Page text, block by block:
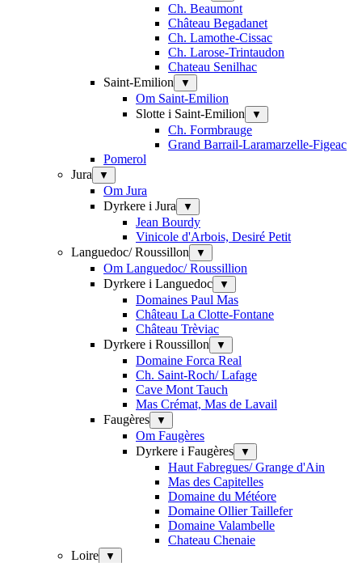
Ch. Beaumont
Château Begadanet
Ch. Lamothe-Cissac
Ch. Larose-Trintaudon
Chateau Senilhac
Saint-Emilion
▼
Om Saint-Emilion
Slotte i Saint-Emilion
▼
Ch. Formbrauge
Grand Barrail-Laramarzelle-Figeac
Pomerol
Jura
▼
Om Jura
Dyrkere i Jura
▼
Jean Bourdy
Vinicole d'Arbois, Desiré Petit
Languedoc/ Roussillon
▼
Om Languedoc/ Roussillion
Dyrkere i Languedoc
▼
Domaines Paul Mas
Château La Clotte-Fontane
Château Trèviac
Dyrkere i Roussillon
▼
Domaine Forca Real
Ch. Saint-Roch/ Lafage
Cave Mont Tauch
Mas Crémat, Mas de Lavail
Faugères
▼
Om Faugères
Dyrkere i Faugères
▼
Haut Fabregues/ Grange d'Ain
Mas des Capitelles
Domaine du Météore
Domaine Ollier Taillefer
Domaine Valambelle
Chateau Chenaie
Loire
▼